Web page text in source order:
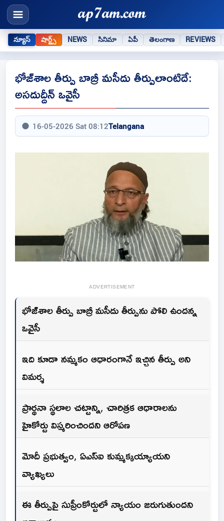
న్యూస్ షార్ట్స్ NEWS సినిమా ఏపీ తెలంగాణ REVIEWS
భోజ్‌శాల తీర్పు బాబ్రీ మసీదు తీర్పులాంటిదే:
అసదుద్దీన్ ఒవైసీ
16-05-2026 Sat 08:12Telangana
ADVERTISEMENT
భోజ్‌శాల తీర్పు బాబ్రీ మసీదు తీర్పును పోలి ఉందన్న
ఒవైసీ
ఇది కూడా నమ్మకం ఆధారంగానే ఇచ్చిన తీర్పు అని
విమర్శ
ప్రార్థనా స్థలాల చట్టాన్ని, చారిత్రక ఆధారాలను
హైకోర్టు విస్మరించిందని ఆరోపణ
మోదీ ప్రభుత్వం, ఏఎస్ఐ కుమ్మక్కయ్యాయని
వ్యాఖ్యలు
ఈ తీర్పుపై సుప్రీంకోర్టులో న్యాయం జరుగుతుందని